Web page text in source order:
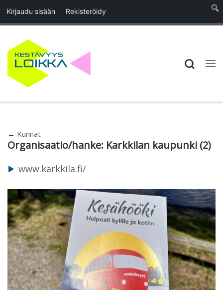
Kirjaudu sisään Rekisteröidy
Skip to content
← Kunnat
Organisaatio/hanke: Karkkilan kaupunki (2)
www.karkkila.fi/